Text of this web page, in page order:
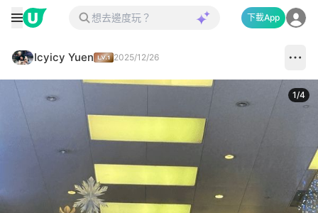
下載App
Icyicy Yuen 2025/12/26
1/4